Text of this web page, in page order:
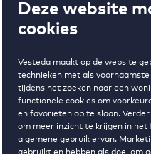
Deze website
cookies
Vesteda maakt op de website
technieken met als
tijdens het zoeken naar een
functionele cookies om
en favorieten op te slaan.
om meer inzicht te krijgen in
algemene gebruik ervan.
van